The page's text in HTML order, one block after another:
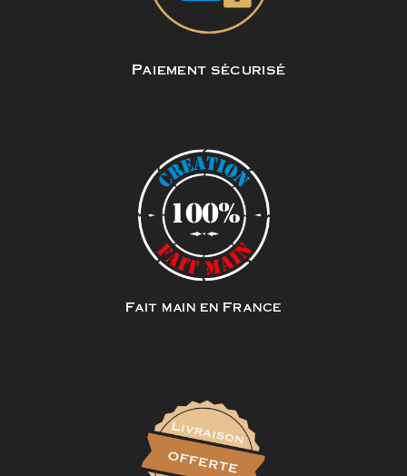
Paiement sécurisé
Fait main en France